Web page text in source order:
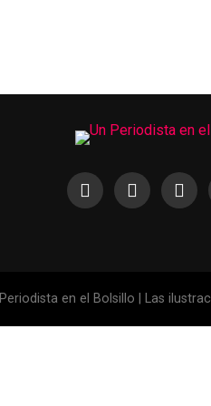
en el Bolsillo | Las